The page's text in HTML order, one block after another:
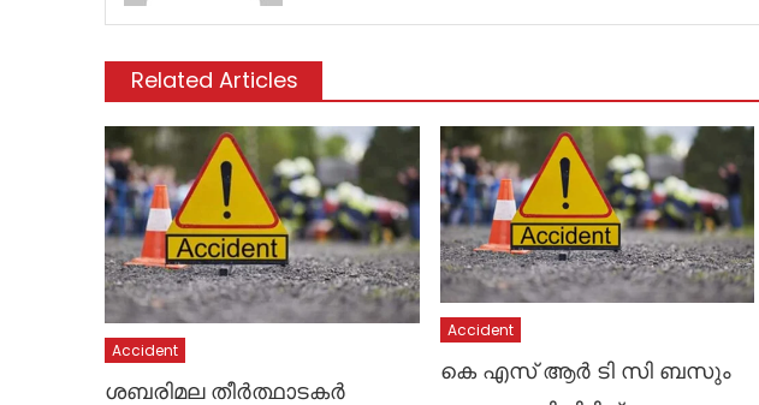
Related Articles
Accident
ശബരിമല തീർത്ഥാടകർ
Accident
കെ എസ് ആർ ടി സി ബസും